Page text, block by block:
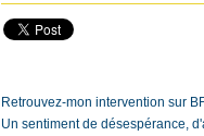
Retrouvez-mon intervention sur
Un sentiment de désespérance,